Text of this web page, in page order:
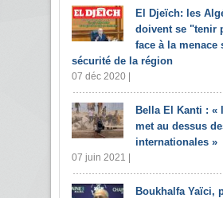
El Djeïch: les
doivent se "tenir
face à la menace
sécurité de la région
07 déc 2020 |
Bella El Kanti : «
met au dessus
internationales »
07 juin 2021 |
Boukhalfa Yaïci,